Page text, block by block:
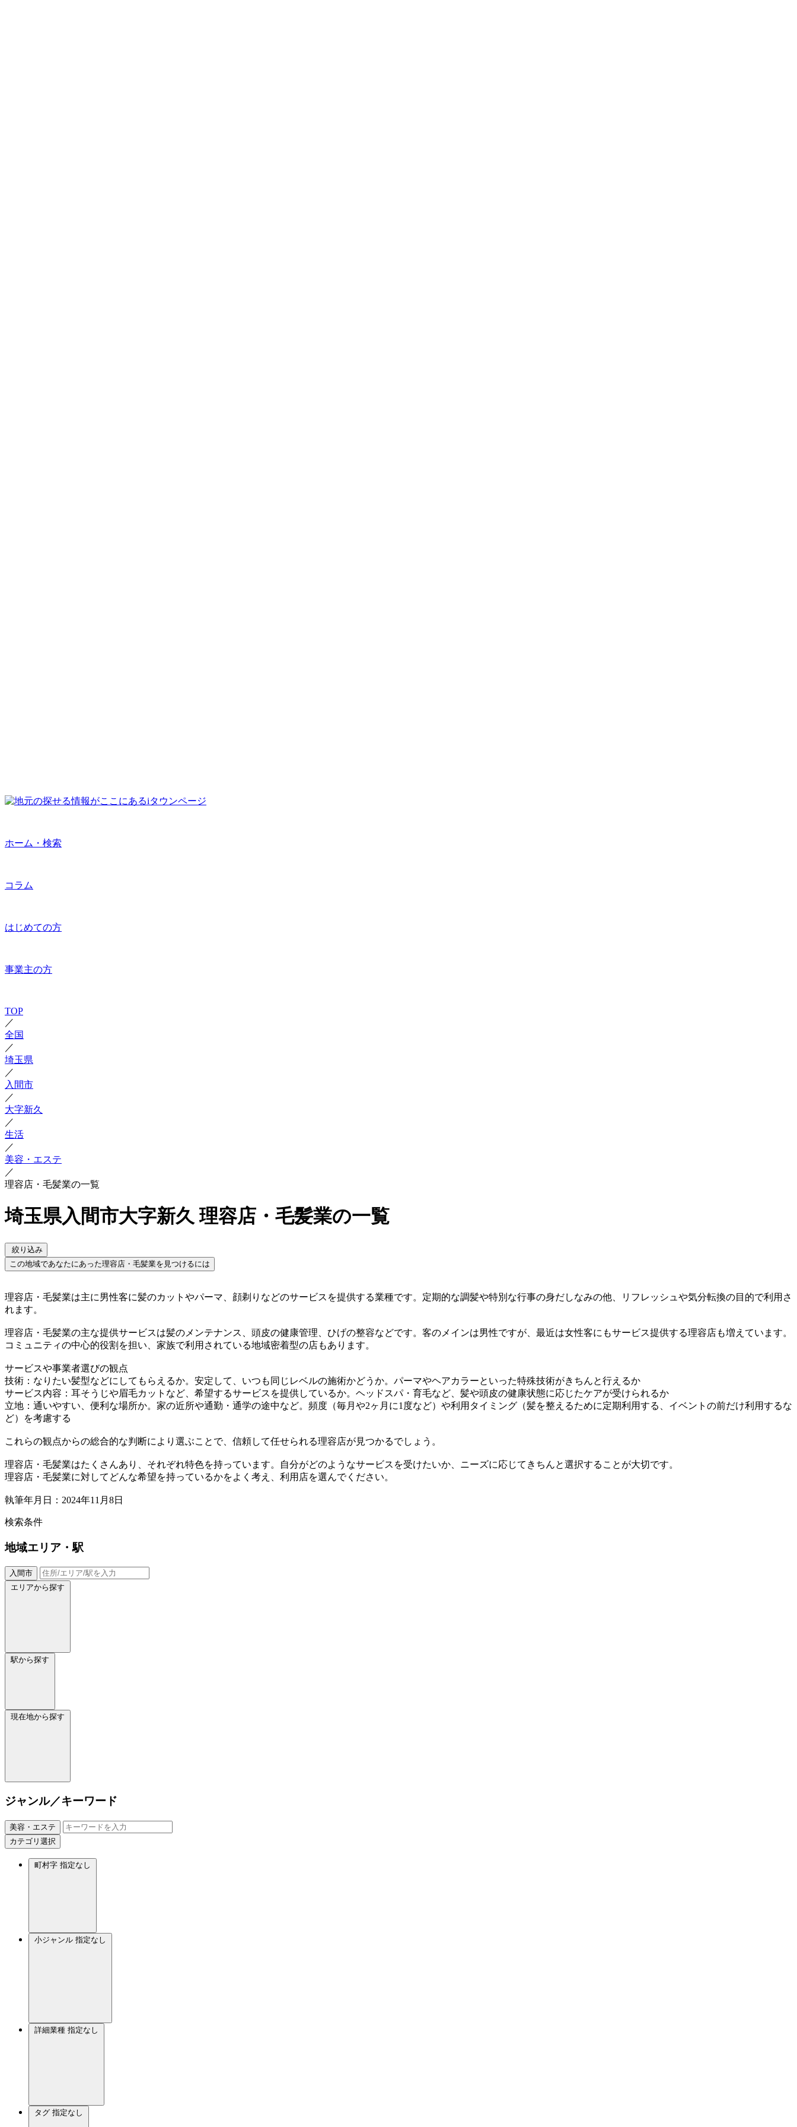
ホーム・検索
コラム
はじめての方
事業主の方
TOP
／
全国
／
埼玉県
／
入間市
／
大字新久
／
生活
／
美容・エステ
／
理容店・毛髪業の一覧
埼玉県入間市大字新久 理容店・毛髪業の一覧
絞り込み
この地域であなたにあった理容店・毛髪業を見つけるには
理容店・毛髪業は主に男性客に髪のカットやパーマ、顔剃りなどのサービスを提供する業種です。定期的な調髪や特別な行事の身だしなみの他、リフレッシュや気分転換の目的で利用さ
れます。
理容店・毛髪業の主な提供サービスは髪のメンテナンス、頭皮の健康管理、ひげの整容などです。客のメインは男性ですが、最近は女性客にもサービス提供する理容店も増えています。
コミュニティの中心的役割を担い、家族で利用されている地域密着型の店もあります。
サービスや事業者選びの観点
技術：なりたい髪型などにしてもらえるか。安定して、いつも同じレベルの施術かどうか。パーマやヘアカラーといった特殊技術がきちんと行えるか
サービス内容：耳そうじや眉毛カットなど、希望するサービスを提供しているか。ヘッドスパ・育毛など、髪や頭皮の健康状態に応じたケアが受けられるか
立地：通いやすい、便利な場所か。家の近所や通勤・通学の途中など。頻度（毎月や2ヶ月に1度など）や利用タイミング（髪を整えるために定期利用する、イベントの前だけ利用するな
ど）を考慮する
これらの観点からの総合的な判断により選ぶことで、信頼して任せられる理容店が見つかるでしょう。
理容店・毛髪業はたくさんあり、それぞれ特色を持っています。自分がどのようなサービスを受けたいか、ニーズに応じてきちんと選択することが大切です。
理容店・毛髪業に対してどんな希望を持っているかをよく考え、利用店を選んでください。
執筆年月日：2024年11月8日
検索条件
地域エリア・駅
入間市
エリアから探す
駅から探す
現在地から探す
ジャンル／キーワード
美容・エステ
カテゴリ選択
町村字 指定なし
小ジャンル 指定なし
詳細業種 指定なし
タグ 指定なし